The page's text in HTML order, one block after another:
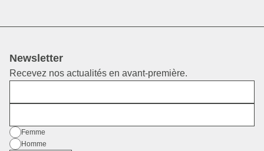
Newsletter
Recevez nos actualités en avant-première.
SexeFemme
Homme